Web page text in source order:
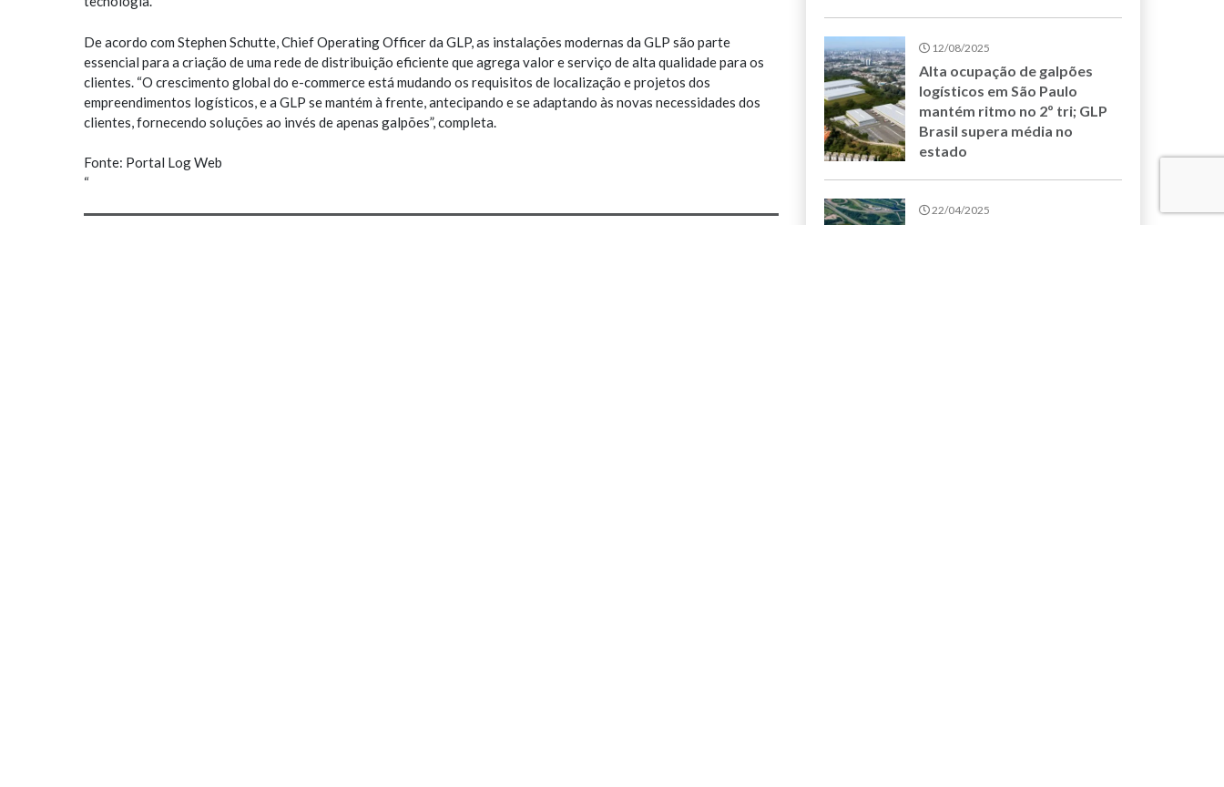
De acordo com Stephen Schutte, Chief Operating Officer da GLP, as instalações modernas da GLP são parte
essencial para a criação de uma rede de distribuição eficiente que agrega valor e serviço de alta qualidade para os
clientes. “O crescimento global do e-commerce está mudando os requisitos de localização e projetos dos
empreendimentos logísticos, e a GLP se mantém à frente, antecipando e se adaptando às novas necessidades dos
clientes, fornecendo soluções ao invés de apenas galpões”, completa.
Fonte: Portal Log Web
“
12/08/2025
Alta ocupação de galpões
logísticos em São Paulo
mantém ritmo no 2º tri; GLP
Brasil supera média no
estado
22/04/2025